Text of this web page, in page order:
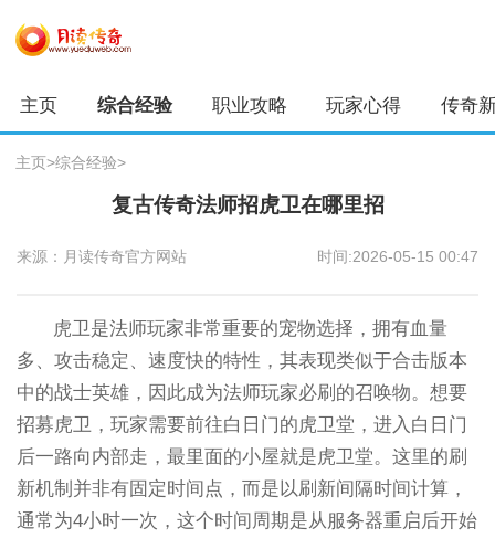
主页 综合经验 职业攻略 玩家心得 传奇
主页>综合经验>
复古传奇法师招虎卫在哪里招
来源：月读传奇官方网站 时间:2026-05-15 00:47
虎卫是法师玩家非常重要的宠物选择，拥有血量
多、攻击稳定、速度快的特性，其表现类似于合击版本
中的战士英雄，因此成为法师玩家必刷的召唤物。想要
招募虎卫，玩家需要前往白日门的虎卫堂，进入白日门
后一路向内部走，最里面的小屋就是虎卫堂。这里的刷
新机制并非有固定时间点，而是以刷新间隔时间计算，
通常为4小时一次，这个时间周期是从服务器重启后开始